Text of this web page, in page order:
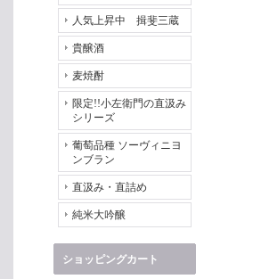
人気上昇中 揖斐三蔵
貴醸酒
麦焼酎
限定!!小左衛門の直汲み
シリーズ
葡萄品種 ソーヴィニヨ
ンブラン
直汲み・直詰め
純米大吟醸
ショッピングカート